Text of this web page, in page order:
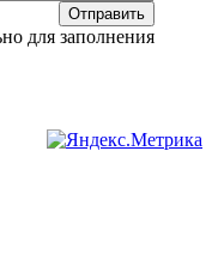
Отправить
для заполнения